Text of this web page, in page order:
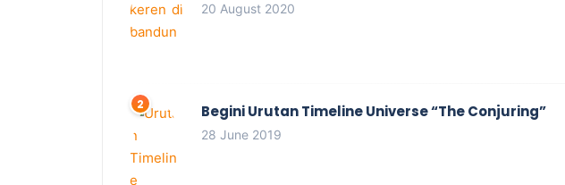
20 August 2020
Begini Urutan Timeline Universe “The Conjuring”
28 June 2019